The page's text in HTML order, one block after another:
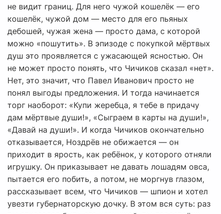
не видит границ. Для него чужой кошелёк — его
кошелёк, чужой дом — место для его пьяных
дебошей, чужая жена — просто дама, с которой
можно «пошутить». В эпизоде с покупкой мёртвых
душ это проявляется с ужасающей ясностью. Он
не может просто понять, что Чичиков сказал «нет».
Нет, это значит, что Павел Иванович просто не
понял выгоды предложения. И тогда начинается
торг наоборот: «Купи жеребца, я тебе в придачу
дам мёртвые души!», «Сыграем в карты на души!»,
«Давай на души!». И когда Чичиков окончательно
отказывается, Ноздрёв не обижается — он
приходит в ярость, как ребёнок, у которого отняли
игрушку. Он приказывает не давать лошадям овса,
пытается его побить, а потом, не моргнув глазом,
рассказывает всем, что Чичиков — шпион и хотел
увезти губернаторскую дочку. В этом вся суть: раз